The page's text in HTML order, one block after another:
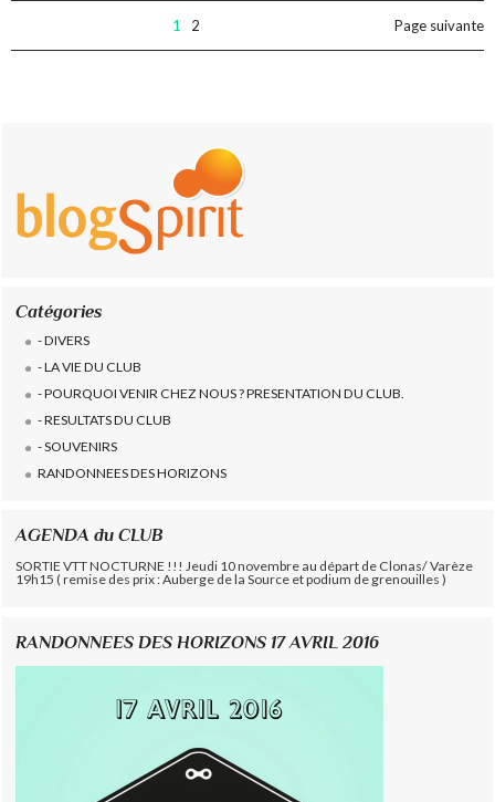
Catégories
- DIVERS
- LA VIE DU CLUB
- POURQUOI VENIR CHEZ NOUS ? PRESENTATION DU CLUB.
- RESULTATS DU CLUB
- SOUVENIRS
RANDONNEES DES HORIZONS
AGENDA du CLUB
SORTIE VTT NOCTURNE !!! Jeudi 10 novembre au départ de Clonas/ Varèze
19h15 ( remise des prix : Auberge de la Source et podium de grenouilles )
RANDONNEES DES HORIZONS 17 AVRIL 2016
1 2 Page suivante